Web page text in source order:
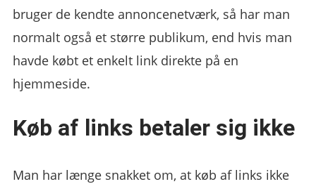
bruger de kendte annoncenetværk, så har man
normalt også et større publikum, end hvis man
havde købt et enkelt link direkte på en
hjemmeside.
Køb af links betaler sig ikke
Man har længe snakket om, at køb af links ikke